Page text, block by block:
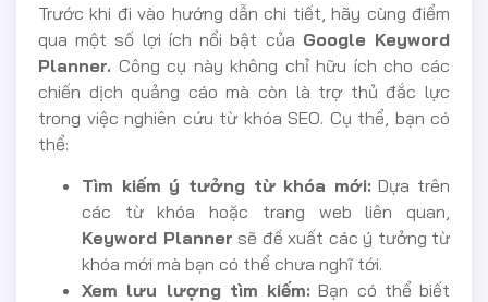
Trước khi đi vào hướng dẫn chi tiết, hãy cùng điểm
qua một số lợi ích nổi bật của Google Keyword
Planner. Công cụ này không chỉ hữu ích cho các
chiến dịch quảng cáo mà còn là trợ thủ đắc lực
trong việc nghiên cứu từ khóa SEO. Cụ thể, bạn có
thể:
Tìm kiếm ý tưởng từ khóa mới: Dựa trên
các từ khóa hoặc trang web liên quan,
Keyword Planner sẽ đề xuất các ý tưởng từ
khóa mới mà bạn có thể chưa nghĩ tới.
Xem lưu lượng tìm kiếm: Bạn có thể biết